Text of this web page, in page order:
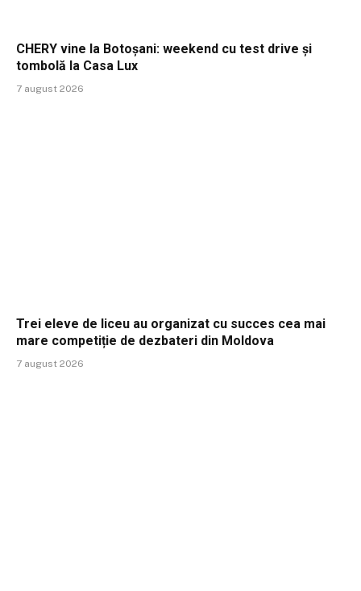
CHERY vine la Botoșani: weekend cu test drive și
tombolă la Casa Lux
7 august 2026
Trei eleve de liceu au organizat cu succes cea mai
mare competiție de dezbateri din Moldova
7 august 2026